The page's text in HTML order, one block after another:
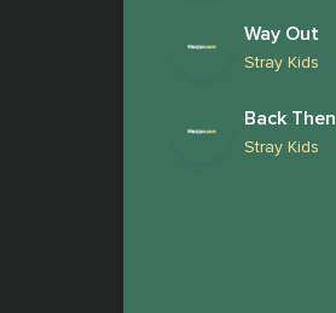
Way Out
Stray Kids
Back Then
Stray Kids